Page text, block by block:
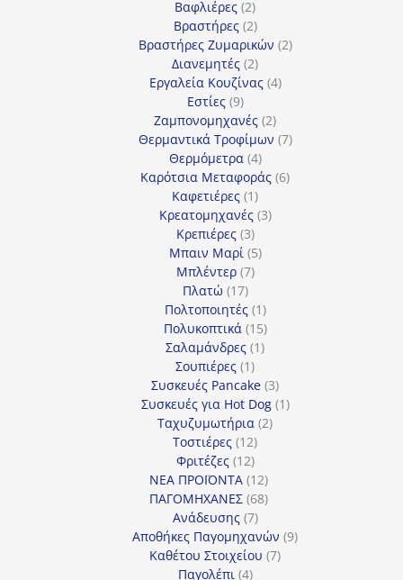
Βαφλιέρες 22
προϊόντα
Βραστήρες 22
προϊόντα
Βραστήρες Ζυμαρικών 22
Διανεμητές 22
προϊόντα
Εργαλεία Κουζίνας 44
Εστίες 99
προϊόντα
Ζαμπονομηχανές 22
προϊόντα
Θερμαντικά Τροφίμων 77
Θερμόμετρα 44
προϊόντα
Καρότσια Μεταφοράς 66
Καφετιέρες 11
προϊόν
Κρεατομηχανές 33
Κρεπιέρες 33
προϊόντα
Μπαιν Μαρί 55
Μπλέντερ 77
Πλατώ 1717
προϊόντα
Πολτοποιητές 11
προϊόν
Πολυκοπτικά 1515
προϊόντα
Σαλαμάνδρες 11
Σουπιέρες 11
προϊόν
Συσκευές Pancake 33
προϊόντα
Συσκευές για Hot Dog 11
Ταχυζυμωτήρια 22
Τοστιέρες 1212
προϊόντα
Φριτέζες 1212
προϊόντα
ΝΕΑ ΠΡΟΪΟΝΤΑ 1212
προϊόντα
ΠΑΓΟΜΗΧΑΝΕΣ 6868
Ανάδευσης 77
προϊόντα
Αποθήκες Παγομηχανών 99
Καθέτου Στοιχείου 77
Παγολέπι 44